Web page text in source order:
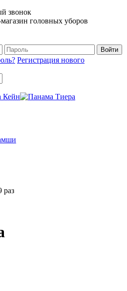
звонок
головных уборов
Войти
Регистрация нового
раз